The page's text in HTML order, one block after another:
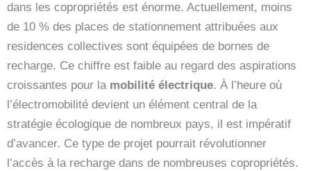
dans les copropriétés est énorme. Actuellement, moins
de 10 % des places de stationnement attribuées aux
residences collectives sont équipées de bornes de
recharge. Ce chiffre est faible au regard des aspirations
croissantes pour la mobilité électrique. À l’heure où
l’électromobilité devient un élément central de la
stratégie écologique de nombreux pays, il est impératif
d’avancer. Ce type de projet pourrait révolutionner
l’accès à la recharge dans de nombreuses copropriétés.